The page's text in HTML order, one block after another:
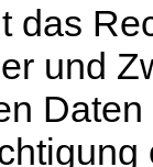
das
und